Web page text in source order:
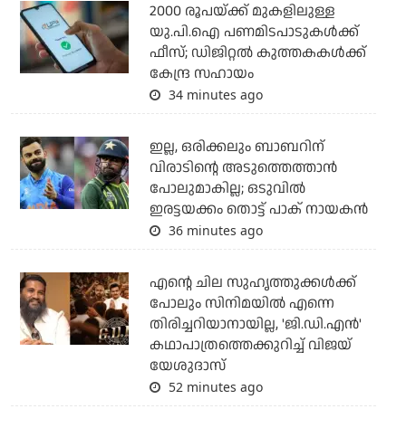
2000 രൂപയ്ക്ക് മുകളിലുള്ള
യു.പി.ഐ പണമിടപാടുകള്‍ക്ക്
ഫീസ്; ഡിജിറ്റല്‍ കുത്തകകള്‍ക്ക്
കേന്ദ്ര സഹായം
34 minutes ago
ഇല്ല, ഒരിക്കലും ബാബറിന്
വിരാടിന്റെ അടുത്തെത്താന്‍
പോലുമാകില്ല; ഒടുവില്‍
ഇരട്ടയക്കം തൊട്ട് പാക് നായകന്‍
36 minutes ago
എന്റെ ചില സുഹൃത്തുക്കൾക്ക്
പോലും സിനിമയിൽ എന്നെ
തിരിച്ചറിയാനായില്ല, 'ജി.ഡി.എൻ'
കഥാപാത്രത്തെക്കുറിച്ച് വിജയ്
യേശുദാസ്
52 minutes ago